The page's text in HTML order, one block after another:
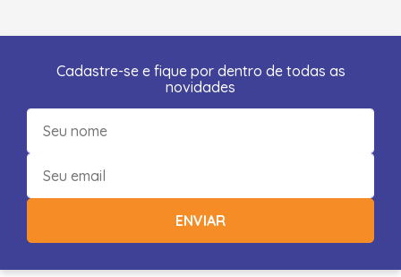
Cadastre-se e fique por dentro de todas as
novidades
ENVIAR